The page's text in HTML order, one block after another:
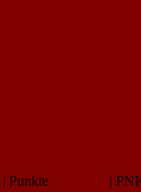
| Punkte |